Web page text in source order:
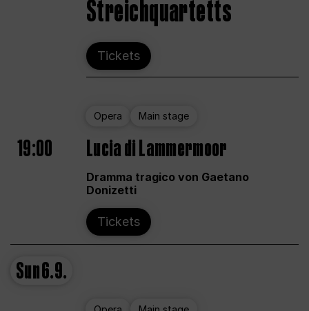
Streichquartetts
Tickets
Opera Main stage
19:00 Lucia di Lammermoor
Dramma tragico von Gaetano
Donizetti
Tickets
Sun6.9.